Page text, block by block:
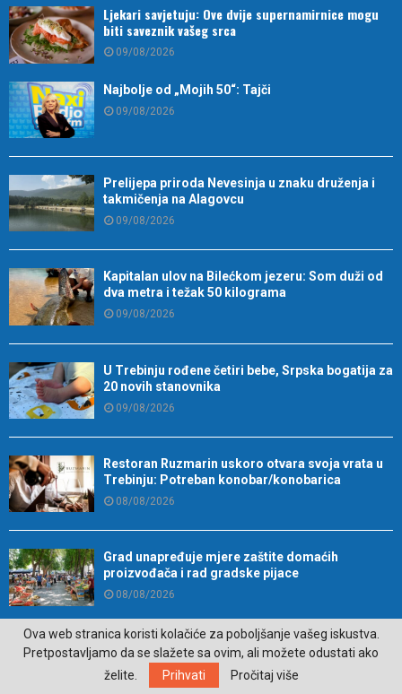
Ljekari savjetuju: Ove dvije supernamirnice mogu
biti saveznik vašeg srca
09/08/2026
Najbolje od „Mojih 50“: Tajči
09/08/2026
Prelijepa priroda Nevesinja u znaku druženja i
takmičenja na Alagovcu
09/08/2026
Kapitalan ulov na Bilećkom jezeru: Som duži od
dva metra i težak 50 kilograma
09/08/2026
U Trebinju rođene četiri bebe, Srpska bogatija za
20 novih stanovnika
09/08/2026
Restoran Ruzmarin uskoro otvara svoja vrata u
Trebinju: Potreban konobar/konobarica
08/08/2026
Grad unapređuje mjere zaštite domaćih
proizvođača i rad gradske pijace
08/08/2026
Filmski festival u Herceg Novom od 22. do 28.
avgusta
08/08/2026
Ova web stranica koristi kolačiće za poboljšanje vašeg iskustva.
Pretpostavljamo da se slažete sa ovim, ali možete odustati ako
želite.
Prihvati Pročitaj više